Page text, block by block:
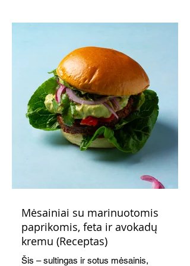
Mėsainiai su marinuotomis
paprikomis, feta ir avokadų
kremu (Receptas)
Šis – sultingas ir sotus mėsainis,